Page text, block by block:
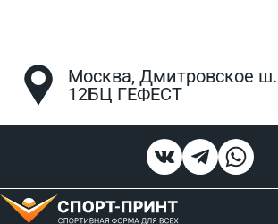
Москва, Дмитровское ш.
12БЦ ГЕФЕСТ